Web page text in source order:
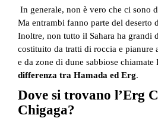
In generale, non è vero che ci sono
Ma entrambi fanno parte del deserto
Inoltre, non tutto il Sahara ha grandi
costituito da tratti di roccia e pianure
e da zone di dune sabbiose chiamate
differenza tra Hamada ed Erg.
Dove si trovano l’Erg
Chigaga?